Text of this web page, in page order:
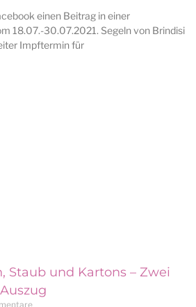
einen Beitrag in einer
18.07.-30.07.2021. Segeln von Brindisi
Impftermin für
Staub und Kartons – Zwei